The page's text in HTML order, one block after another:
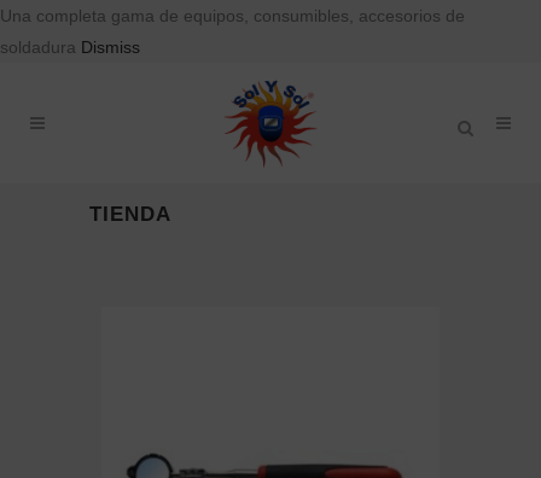
Una completa gama de equipos, consumibles, accesorios de
soldadura Dismiss
TIENDA